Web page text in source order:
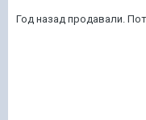
Год назад продавали.